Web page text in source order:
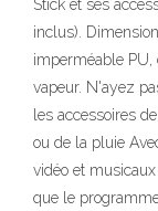
Stick et ses
inclus).
imperméable PU,
vapeur. N'ayez
les accessoires
ou de la pluie
vidéo et
que le